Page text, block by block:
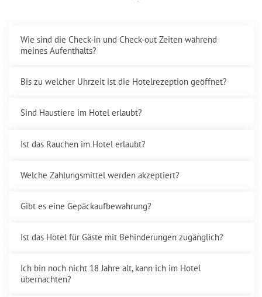
Wie sind die Check-in und Check-out Zeiten während
meines Aufenthalts?
Bis zu welcher Uhrzeit ist die Hotelrezeption geöffnet?
Sind Haustiere im Hotel erlaubt?
Ist das Rauchen im Hotel erlaubt?
Welche Zahlungsmittel werden akzeptiert?
Gibt es eine Gepäckaufbewahrung?
Ist das Hotel für Gäste mit Behinderungen zugänglich?
Ich bin noch nicht 18 Jahre alt, kann ich im Hotel
übernachten?